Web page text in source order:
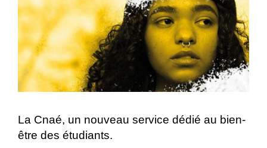
La Cnaé, un nouveau service dédié au bien-
être des étudiants.